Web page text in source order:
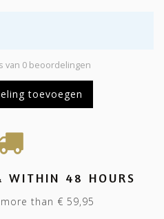
van 0 beoordelingen
toevoegen
WITHIN 48 HOURS
than € 59,95